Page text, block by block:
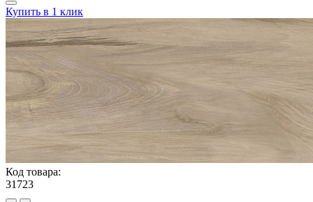
Купить в 1 клик
Код товара:
31723